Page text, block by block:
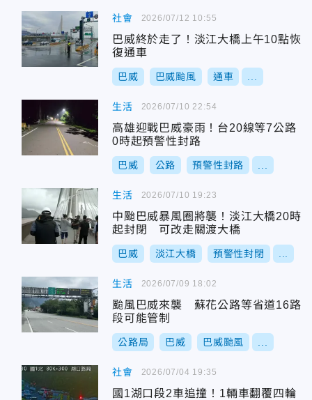
社會
巴威終於走了！淡江大橋上午10點恢
復通車
巴威 巴威颱風 通車
2026/07/12 10:55
生活
高雄迎戰巴威豪雨！台20線等7公路
0時起預警性封路
巴威 公路 預警性封路
2026/07/10 22:54
生活
中颱巴威暴風圈將襲！淡江大橋20時
起封閉 可改走關渡大橋
巴威 淡江大橋 預警性封閉
2026/07/10 19:23
生活
颱風巴威來襲 蘇花公路等省道16路
段可能管制
公路局 巴威 巴威颱風
2026/07/09 18:02
社會
國1湖口段2車追撞！1輛車翻覆四輪
2026/07/04 19:35